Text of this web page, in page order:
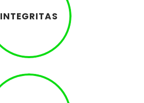
INTEGRITAS